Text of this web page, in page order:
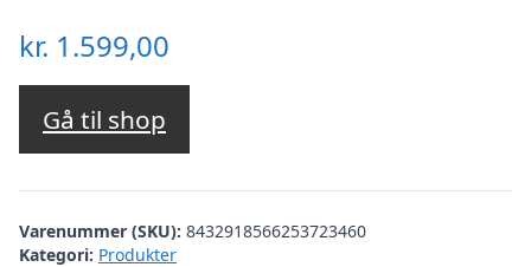
kr. 1.599,00
Gå til shop
Varenummer (SKU): 8432918566253723460
Kategori: Produkter